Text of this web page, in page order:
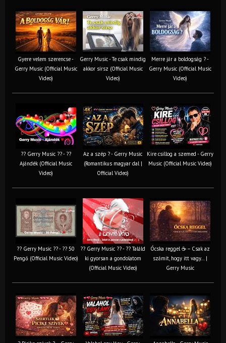
Gyere velem szerencse -
Gerry Music (Official Music
Video)
Gerry Music - Te csak mindig
akkor sírsz (Official Music
Video)
Merre jár a boldogság ? -
Gerry Music (Official Music
Video)
?? Gerry Music ?? - ??
Ajándék (Official Music
Video)
Az a szép ? - Gerry Music
(Romantikus magyar dal |
Official Video)
Kire csillog a szemed - Gerry
Music (Official Music Video)
?? Gerry Music ?? - ?? 50
Pengő (Official Music Video)
?? Gerry Music ?? - ?? Találd
ki gyorsan a gondolatom
(Official Music Video)
Ócska reggel ☕ – Csak az
számít, hogy itt vagy… |
Gerry Music